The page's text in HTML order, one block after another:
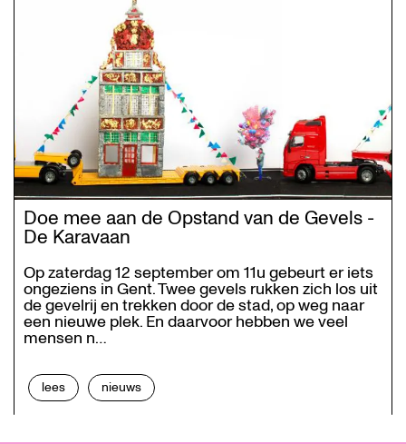
Doe mee aan de Opstand van de Gevels -
De Karavaan
Op zaterdag 12 september om 11u gebeurt er iets
ongeziens in Gent. Twee gevels rukken zich los uit
de gevelrij en trekken door de stad, op weg naar
een nieuwe plek. En daarvoor hebben we veel
mensen n…
lees nieuws